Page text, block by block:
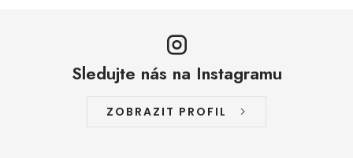
Sledujte nás na Instagramu
ZOBRAZIT PROFIL